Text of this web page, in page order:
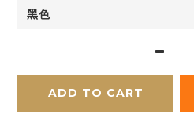
ADD TO CART